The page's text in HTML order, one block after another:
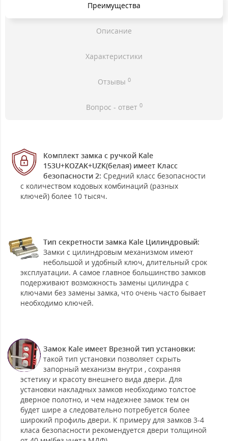
Преимущества
Описание
Характеристики
Отзывы 0
Вопрос - ответ 0
Комплект замка с ручкой Kale
153U+KOZAK+UZK(белая) имеет Класс
безопасности 2: Средний класс безопасности
с количеством кодовых комбинаций (разных
ключей) более 10 тысяч.
Тип секретности замка Kale Цилиндровый:
Замки с цилиндровым механизмом имеют
небольшой и удобный ключ, длительный срок
эксплуатации. А самое главное большинство замков
подерживают возможность замены цилиндра с
ключами без замены замка, что очень часто бывает
необходимо ключей.
Замок Kale имеет Врезной тип установки:
такой тип установки позволяет скрыть
запорный механизм внутри , сохраняя
эстетику и красоту внешнего вида двери. Для
установки накладных замков необходимо толстое
дверное полотно, и чем надежнее замок тем он
будет шире а следовательно потребуется более
широкий профиль двери. К примеру для замков 3-4
класа безопасности рекомендуется двери толщиной